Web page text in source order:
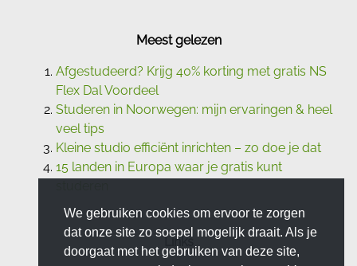
Meest gelezen
Afgestudeerd? Krijg 40% korting met gratis NS
Flex Dal Voordeel
Studeren in Noorwegen: mijn ervaringen & heel
veel tips
Kleine studio efficiënt inrichten – zo doe je dat
15 landen in Europa waar je gratis kunt
Links
We gebruiken cookies om ervoor te zorgen
dat onze site zo soepel mogelijk draait. Als je
doorgaat met het gebruiken van deze site,